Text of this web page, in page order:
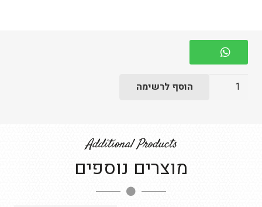
כמות
הוסף לרשימה
Additional Products
מוצרים נוספים